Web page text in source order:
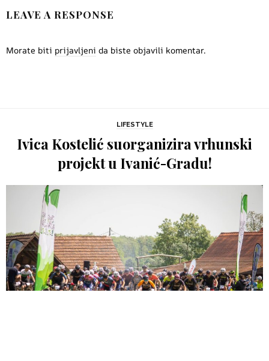
LEAVE A RESPONSE
Morate biti prijavljeni da biste objavili komentar.
LIFESTYLE
Ivica Kostelić suorganizira vrhunski
projekt u Ivanić-Gradu!